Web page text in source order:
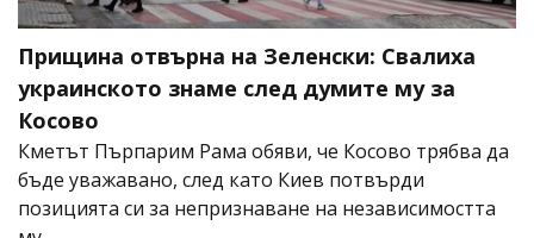
Прищина отвърна на Зеленски: Свалиха
украинското знаме след думите му за
Косово
Кметът Пърпарим Рама обяви, че Косово трябва да
бъде уважавано, след като Киев потвърди
позицията си за непризнаване на независимостта